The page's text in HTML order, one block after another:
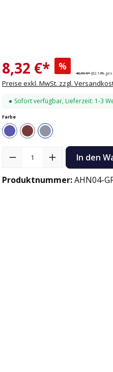
8,32 €* %
46,59 €* (82.14%
Preise exkl. MwSt. zzgl.
Sofort verfügbar, Lieferzeit: 1-3
Farbeauswählen
BlauBraunGrau
Produkt Anzahl: Gib den
In den
Produktnummer:AHN04-